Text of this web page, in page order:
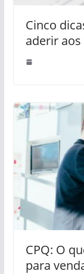
Cinco
aderir
CPQ: O
para